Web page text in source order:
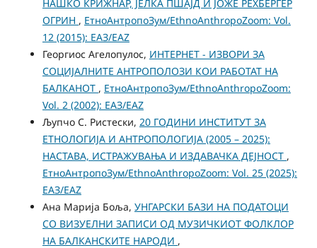
НАШКО КРИЖНАР, ЈЕЛКА ПШАЈД И ЈОЖЕ РЕХБЕРГЕР
ОГРИН , ЕтноАнтропоЗум/EthnoAnthropoZoom: Vol.
12 (2015): ЕАЗ/EAZ
Георгиос Агелопулос, ИНТЕРНЕТ - ИЗВОРИ ЗА
СОЦИЈАЛНИТЕ АНТРОПОЛОЗИ КОИ РАБОТАТ НА
БАЛКАНОТ , ЕтноАнтропоЗум/EthnoAnthropoZoom:
Vol. 2 (2002): ЕАЗ/EAZ
Љупчо С. Ристески, 20 ГОДИНИ ИНСТИТУТ ЗА
ЕТНОЛОГИЈА И АНТРОПОЛОГИЈА (2005 – 2025):
НАСТАВA, ИСТРАЖУВАЊА И ИЗДАВАЧКА ДЕЈНОСТ ,
ЕтноАнтропоЗум/EthnoAnthropoZoom: Vol. 25 (2025):
ЕАЗ/EAZ
Ана Марија Боља, УНГАРСКИ БАЗИ НА ПОДАТОЦИ
СО ВИЗУЕЛНИ ЗАПИСИ ОД МУЗИЧКИОТ ФОЛКЛОР
НА БАЛКАНСКИТЕ НАРОДИ ,